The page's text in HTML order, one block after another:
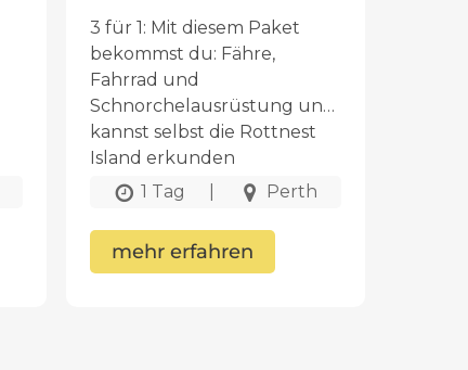
3 für 1: Mit diesem Paket
bekommst du: Fähre,
Fahrrad und
Schnorchelausrüstung und
kannst selbst die Rottnest
Island erkunden
1 Tag
Perth
mehr erfahren